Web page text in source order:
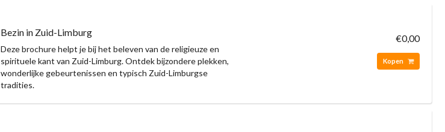
Bezin in Zuid-Limburg
Deze brochure helpt je bij het beleven van de religieuze en
spirituele kant van Zuid-Limburg. Ontdek bijzondere plekken,
wonderlijke gebeurtenissen en typisch Zuid-Limburgse
tradities.
€0,00
Kopen